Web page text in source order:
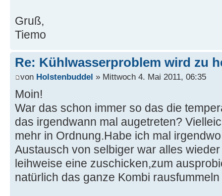
Gruß,
Tiemo
Re: Kühlwasserproblem wird zu
von Holstenbuddel » Mittwoch 4. Mai 2011, 06:35
Moin!
War das schon immer so das die
das irgendwann mal augetreten?
mehr in Ordnung.Habe ich mal
Austausch von selbiger war alles
leihweise eine zuschicken,zum
natürlich das ganze Kombi rausfummeln